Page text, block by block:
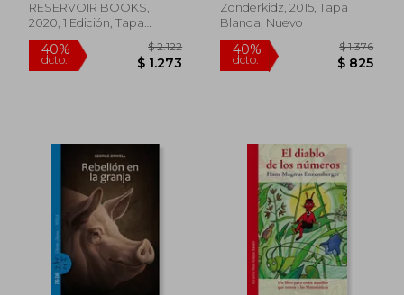
RESERVOIR BOOKS,
2020, 1 Edición, Tapa
Blanda, Nuevo
Zonderkidz, 2015, Tapa
Blanda, Nuevo